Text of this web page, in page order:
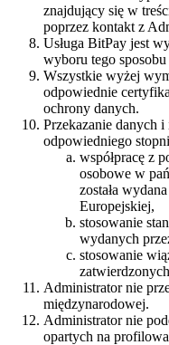
znajdujący się w
poprzez kontakt z
Usługa BitPay jest
wyboru tego sposobu
Wszystkie wyżej
odpowiednie
ochrony danych.
Przekazanie danych
odpowiedniego
współpracę z
osobowe w
została
Europejskiej,
stosowanie
wydanych
stosowanie
Administrator nie
międzynarodowej.
Administrator nie
opartych na